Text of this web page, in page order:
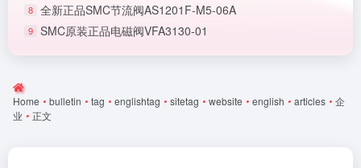
8 全新正品SMC节流阀AS1201F-M5-06A
9 SMC原装正品电磁阀VFA3130-01
Home • bulletin • tag • englishtag • sitetag • website • english • articles • 企
业 • 正文